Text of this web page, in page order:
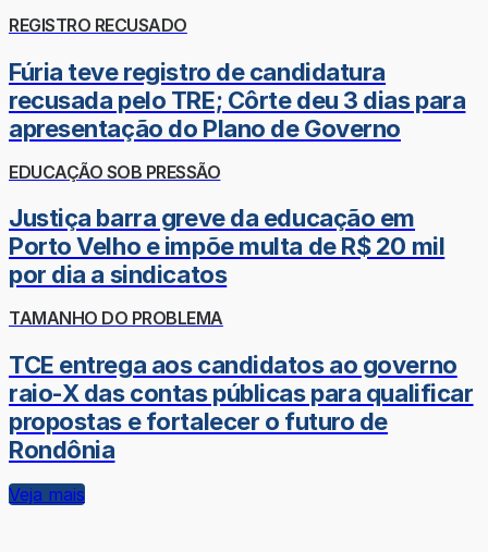
REGISTRO RECUSADO
Fúria teve registro de candidatura
recusada pelo TRE; Côrte deu 3 dias para
apresentação do Plano de Governo
EDUCAÇÃO SOB PRESSÃO
Justiça barra greve da educação em
Porto Velho e impõe multa de R$ 20 mil
por dia a sindicatos
TAMANHO DO PROBLEMA
TCE entrega aos candidatos ao governo
raio-X das contas públicas para qualificar
propostas e fortalecer o futuro de
Rondônia
Veja mais